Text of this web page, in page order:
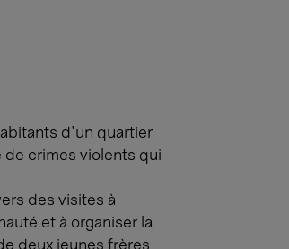
d’un quartier
de crimes violents qui
des visites à
et à organiser la
deux jeunes frères